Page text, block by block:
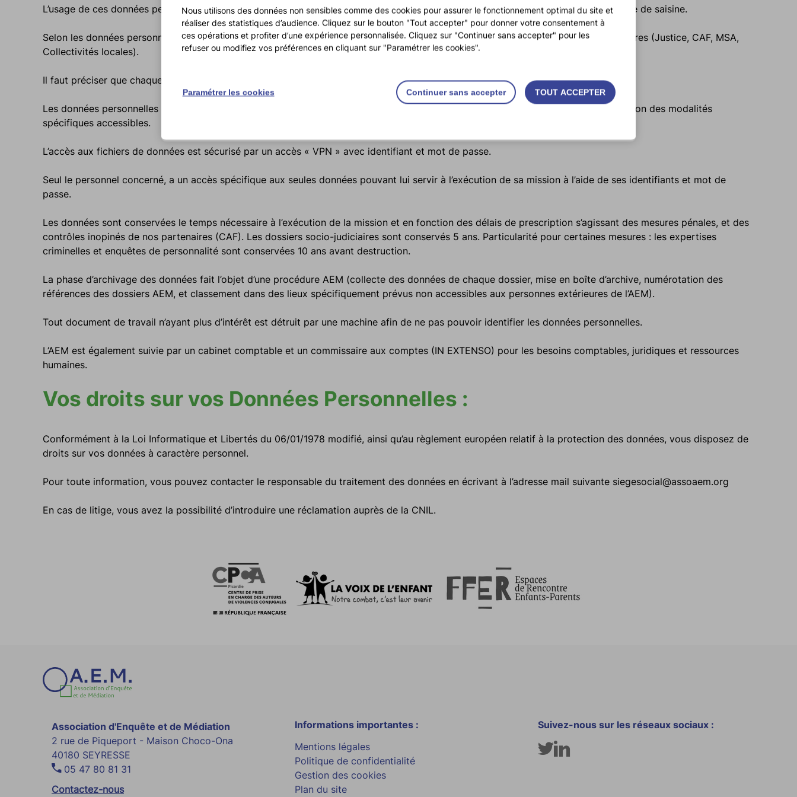
L’usage de ces données personnelles n’a d’autre finalité que de remplir la mission pour laquelle l’AEM est saisie quel que soit le mode de saisine.
Selon les données personnelles collectées, elles feront l’objet d’un traitement statistique pour répondre aux besoins de nos partenaires (Justice, CAF, MSA,
Collectivités locales).
Il faut préciser que chaque dossier faisant l’objet d’un traitement statistique est anonymisé.
Les données personnelles sont collectées sur un support informatique et sont sécurisées par un prestataire informatique (ECIS) selon des modalités
spécifiques accessibles.
L’accès aux fichiers de données est sécurisé par un accès « VPN » avec identifiant et mot de passe.
Seul le personnel concerné, a un accès spécifique aux seules données pouvant lui servir à l’exécution de sa mission à l’aide de ses identifiants et mot de
passe.
Les données sont conservées le temps nécessaire à l’exécution de la mission et en fonction des délais de prescription s’agissant des mesures pénales, et des
contrôles inopinés de nos partenaires (CAF). Les dossiers socio-judiciaires sont conservés 5 ans. Particularité pour certaines mesures : les expertises
criminelles et enquêtes de personnalité sont conservées 10 ans avant destruction.
La phase d’archivage des données fait l’objet d’une procédure AEM (collecte des données de chaque dossier, mise en boîte d’archive, numérotation des
références des dossiers AEM, et classement dans des lieux spécifiquement prévus non accessibles aux personnes extérieures de l’AEM).
Tout document de travail n’ayant plus d’intérêt est détruit par une machine afin de ne pas pouvoir identifier les données personnelles.
L’AEM est également suivie par un cabinet comptable et un commissaire aux comptes (IN EXTENSO) pour les besoins comptables, juridiques et ressources
humaines.
Vos droits sur vos Données Personnelles :
Conformément à la Loi Informatique et Libertés du 06/01/1978 modifié, ainsi qu’au règlement européen relatif à la protection des données, vous disposez de
droits sur vos données à caractère personnel.
Pour toute information, vous pouvez contacter le responsable du traitement des données en écrivant à l’adresse mail suivante siegesocial@assoaem.org
En cas de litige, vous avez la possibilité d’introduire une réclamation auprès de la CNIL.
Association d'Enquête et de Médiation
2 rue de Piqueport - Maison Choco-Ona
40180 SEYRESSE
05 47 80 81 31
Contactez-nous
Informations importantes :
Mentions légales
Politique de confidentialité
Gestion des cookies
Plan du site
Suivez-nous sur les réseaux sociaux :
Twitter
Nous utilisons des données non sensibles comme des cookies pour assurer le fonctionnement optimal du site et
réaliser des statistiques d’audience. Cliquez sur le bouton "Tout accepter" pour donner votre consentement à
ces opérations et profiter d’une expérience personnalisée. Cliquez sur "Continuer sans accepter" pour les
refuser ou modifiez vos préférences en cliquant sur "Paramétrer les cookies".
TOUT ACCEPTER
Continuer sans accepter
Paramétrer les cookies